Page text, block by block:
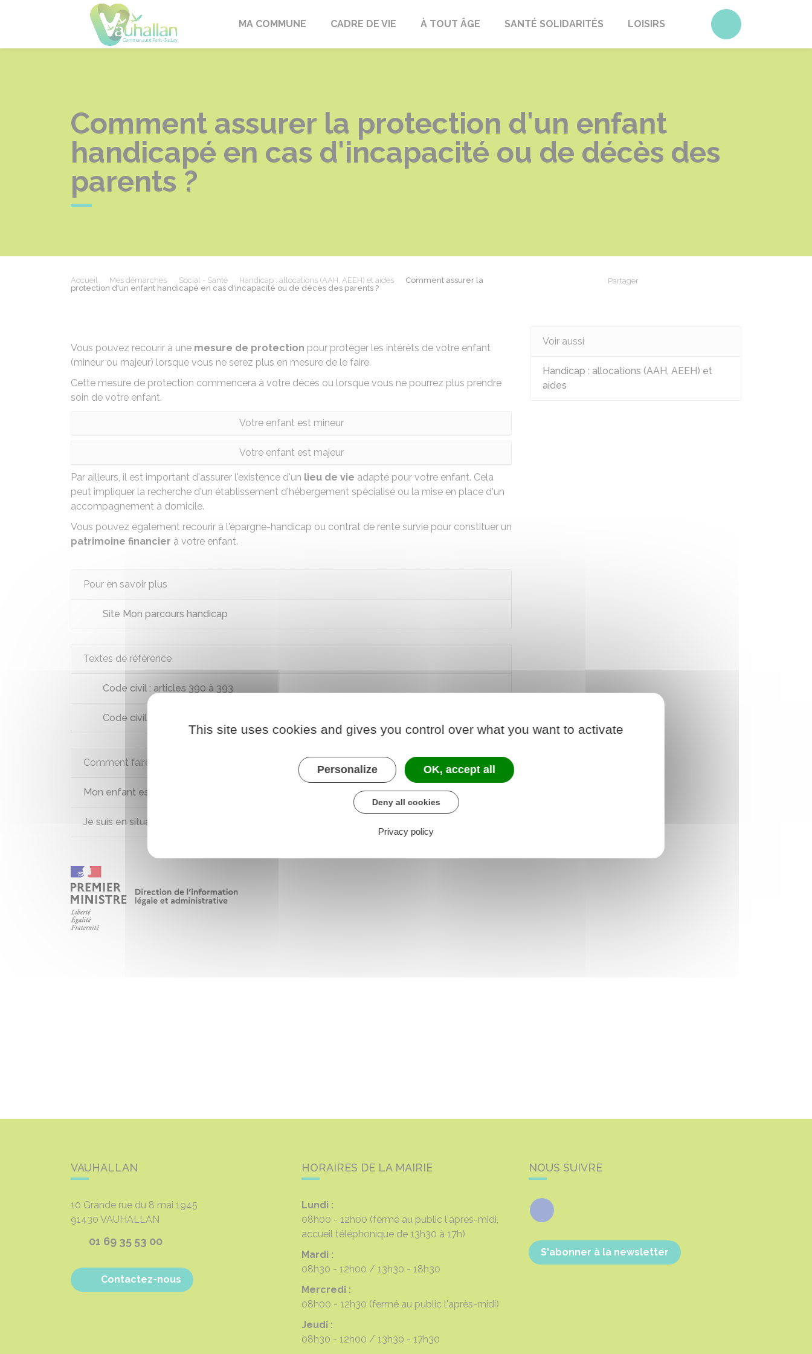
VauhallanMA COMMUNE CADRE DE VIE À TOUT ÂGE SANTÉ SOLIDARITÉS LOISIRS Accéder au
Comment assurer la protection d'un enfant
handicapé en cas d'incapacité ou de décès des
parents ?
Accueil Mes démarches Social - Santé Handicap : allocations (AAH, AEEH) et aides
Comment assurer la
protection d'un enfant handicapé en cas d'incapacité ou de décès des parents ?
Partager
Vous pouvez recourir à une mesure de protection pour protéger les intérêts de votre enfant
(mineur ou majeur) lorsque vous ne serez plus en mesure de le faire.
Cette mesure de protection commencera à votre décès ou lorsque vous ne pourrez plus prendre
soin de votre enfant.
Votre enfant est mineur
Votre enfant est majeur
Par ailleurs, il est important d'assurer l'existence d'un lieu de vie adapté pour votre enfant. Cela
peut impliquer la recherche d'un établissement d'hébergement spécialisé ou la mise en place d'un
accompagnement à domicile.
Vous pouvez également recourir à l'épargne-handicap ou contrat de rente survie pour constituer un
patrimoine financier à votre enfant.
Pour en savoir plus
Site Mon parcours handicap
Textes de référence
Code civil : articles 390 à 393
Code civil : articles 477 à 488
Comment faire si...
Mon enfant est en situation de handicap
Je suis en situation de handicap
Voir aussi
Handicap : allocations (AAH, AEEH) et
aides
VAUHALLAN
10 Grande rue du 8 mai 1945
91430 VAUHALLAN
01 69 35 53 00
Contactez-nous
HORAIRES DE LA MAIRIE
Lundi :
08h00 - 12h00 (fermé au public l'après-midi,
accueil téléphonique de 13h30 à 17h)
Mardi :
08h30 - 12h00
13h30 - 18h30
Mercredi :
08h00 - 12h30 (fermé au public l'après-midi)
Jeudi :
08h30 - 12h00
13h30 - 17h30
NOUS SUIVRE
Facebook
S'abonner à la newsletter
This site uses cookies and gives you control over what you want to activate
Personalize OK, accept all
Deny all cookies
Privacy policy